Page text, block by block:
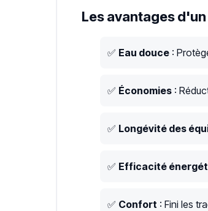
Les avantages
✅ Eau douce :
✅ Économies :
✅ Longévité des
✅ Efficacité
✅ Confort : Fini les